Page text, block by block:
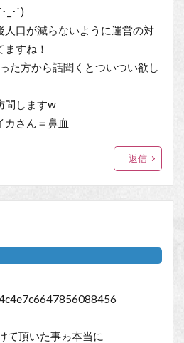
_･`)
人口が減らないように運営の対
すね！
た方から話聞くとついつい欲し
問しますw
カさん＝鼻血
返信
て頂いた事ゎ本当に